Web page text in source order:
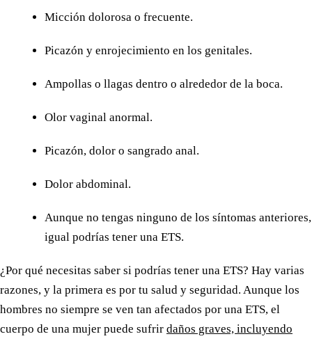
Micción dolorosa o frecuente.
Picazón y enrojecimiento en los genitales.
Ampollas o llagas dentro o alrededor de la boca.
Olor vaginal anormal.
Picazón, dolor o sangrado anal.
Dolor abdominal.
Aunque no tengas ninguno de los síntomas anteriores,
igual podrías tener una ETS.
¿Por qué necesitas saber si podrías tener una ETS? Hay varias
razones, y la primera es por tu salud y seguridad. Aunque los
hombres no siempre se ven tan afectados por una ETS, el
cuerpo de una mujer puede sufrir daños graves, incluyendo